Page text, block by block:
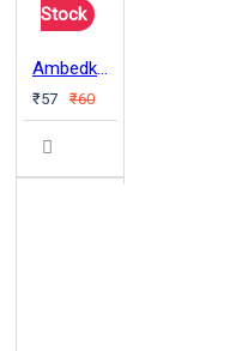
Stock
Ambedkar on Nation & Nationalism
₹57 ₹60